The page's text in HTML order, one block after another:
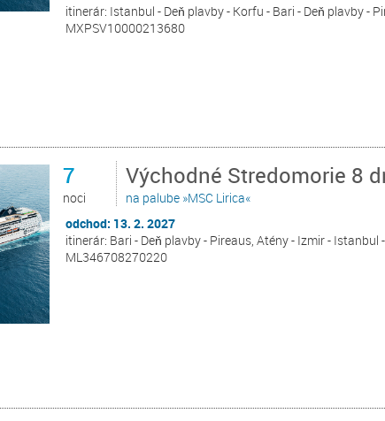
itinerár: Istanbul - Deň plavby - Korfu - Bari - Deň plavby -
MXPSV10000213680
7
noci
Východné Stredomorie 8
na palube »MSC Lirica«
odchod: 13. 2. 2027
itinerár: Bari - Deň plavby - Pireaus, Atény - Izmir - Istanbul
ML346708270220